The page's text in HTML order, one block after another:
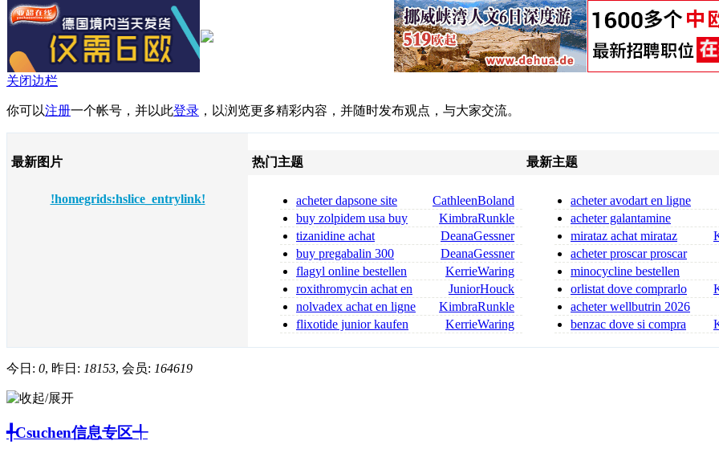
关闭边栏
你可以注册一个帐号，并以此登录 ，以浏览更多精彩内容，并随时发布观点，与大家交流。
最新图片
!homegrids:hslice_entrylink!
热门主题
CathleenBoland
acheter dapsone site
fiable
KimbraRunkle
buy zolpidem usa buy
zolpidem
DeanaGessner
tizanidine achat
tizanidine sans ordonnance
DeanaGessner
buy pregabalin 300
online pregabalin 300 mg for sa
KerrieWaring
flagyl online bestellen
flagyl bestellen
JuniorHouck
roxithromycin achat en
toute sécurité
KimbraRunkle
nolvadex achat en ligne
nolvadex acheter
KerrieWaring
flixotide junior kaufen
最新主题
acheter avodart en ligne
voir le site
acheter galantamine
galantamine achat
mirataz achat mirataz
chat achat en ligne
acheter proscar proscar
achatminocycline bestellen
minocyclin rezeptfrei
orlistat dove comprarlo
orlistat acquisto online
acheter wellbutrin 2026
benzac dove si compra
今日: 0, 昨日: 18153, 会员: 164619
╃Csuchen信息专区╃